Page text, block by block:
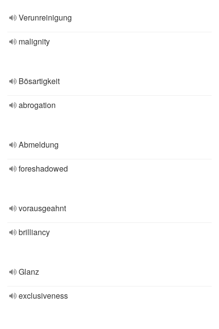
Verunreinigung
malignity
Bösartigkeit
abrogation
Abmeldung
foreshadowed
vorausgeahnt
brilliancy
Glanz
exclusiveness